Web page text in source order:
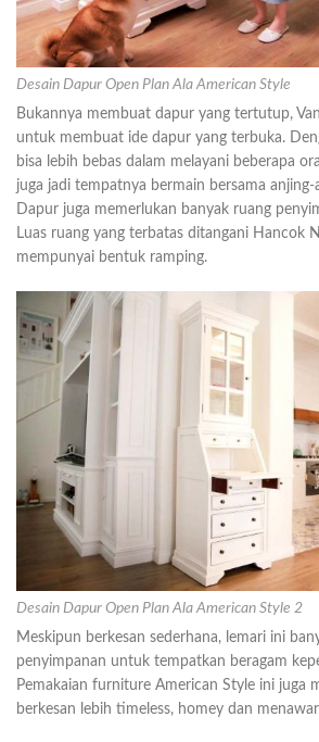
Desain Dapur Open Plan Ala American Style
Bukannya membuat dapur yang tertutup,
untuk membuat ide dapur yang terbuka.
bisa lebih bebas dalam melayani beberapa
juga jadi tempatnya bermain bersama
Dapur juga memerlukan banyak ruang
Luas ruang yang terbatas ditangani Hancok
mempunyai bentuk ramping.
Desain Dapur Open Plan Ala American Style 2
Meskipun berkesan sederhana, lemari ini
penyimpanan untuk tempatkan beragam
Pemakaian furniture American Style ini juga
berkesan lebih timeless, homey dan